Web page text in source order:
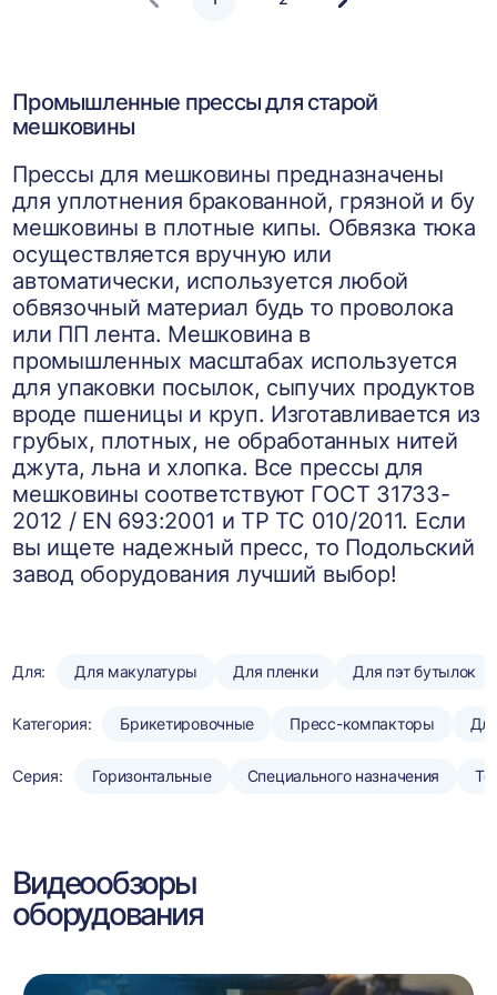
Следующая
Промышленные прессы для старой
мешковины
Прессы для мешковины предназначены
для уплотнения бракованной, грязной и бу
мешковины в плотные кипы. Обвязка тюка
осуществляется вручную или
автоматически, используется любой
обвязочный материал будь то проволока
или ПП лента. Мешковина в
промышленных масштабах используется
для упаковки посылок, сыпучих продуктов
вроде пшеницы и круп. Изготавливается из
грубых, плотных, не обработанных нитей
джута, льна и хлопка. Все прессы для
мешковины соответствуют ГОСТ 31733-
2012 / EN 693:2001 и ТР ТС 010/2011. Если
вы ищете надежный пресс, то Подольский
завод оборудования лучший выбор!
Для: Для макулатуры Для пленки Для пэт бутылок
Категория: Брикетировочные Пресс-компакторы
Серия: Горизонтальные Специального назначения
Видеообзоры
оборудования